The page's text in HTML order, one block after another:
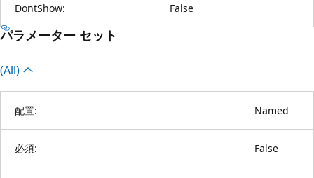
DontShow: False
パラメーター セット
(All)
配置: Named
必須: False